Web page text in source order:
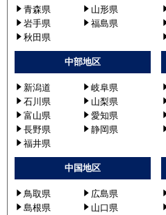
青森県
山形県
岩手県
福島県
秋田県
中部地区
新潟道
岐阜県
石川県
山梨県
富山県
愛知県
長野県
静岡県
福井県
中国地区
鳥取県
広島県
島根県
山口県